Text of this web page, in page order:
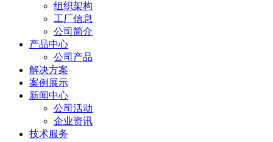
组织架构
工厂信息
公司简介
产品中心
公司产品
解决方案
案例展示
新闻中心
公司活动
企业资讯
技术服务